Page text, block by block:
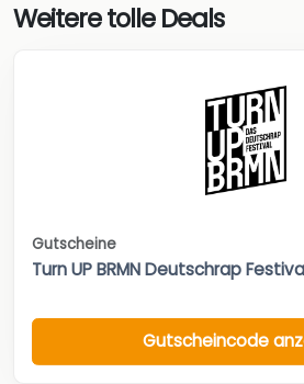
Weitere tolle Deals
Gutscheine
Turn UP BRMN Deutschrap
Gutscheincode